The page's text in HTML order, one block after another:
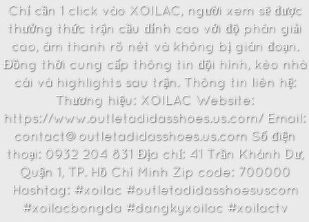
Chỉ cần 1 click vào XOILAC, người xem sẽ được
thưởng thức trận cầu đỉnh cao với độ phân giải
cao, âm thanh rõ nét và không bị gián đoạn.
Đồng thời cung cấp thông tin đội hình, kèo nhà
cái và highlights sau trận. Thông tin liên hệ:
Thương hiệu: XOILAC Website:
https://www.outletadidasshoes.us.com/ Email:
contact@outletadidasshoes.us.com Số điện
thoại: 0932 204 831 Địa chỉ: 41 Trần Khánh Dư,
Quận 1, TP. Hồ Chí Minh Zip code: 700000
Hashtag: #xoilac #outletadidasshoesuscom
#xoilacbongda #dangkyxoilac #xoilactv